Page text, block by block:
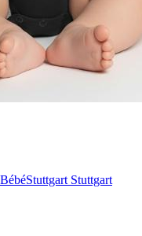
Stuttgart Stuttgart